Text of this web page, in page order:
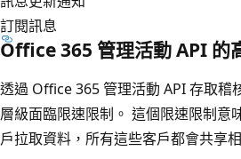
訂閱訊息
Office 365 管理活動 API 的
透過 Office 365 管理活動 API 存取稽
層級面臨限速限制。 這個限速限制意
戶拉取資料，所有這些客戶都會共享